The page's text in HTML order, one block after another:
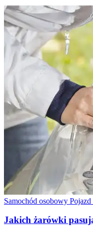
Samochód osobowy
Jakich żarówki